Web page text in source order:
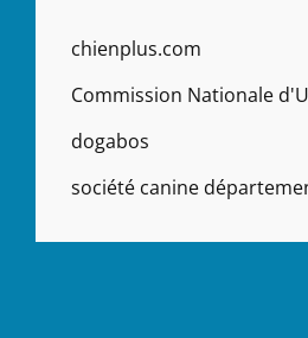
chienplus.com
Commission Nationale
dogabos
société canine